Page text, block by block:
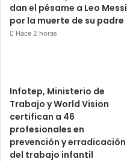
dan el pésame a Leo Messi
por la muerte de su padre
Hace 2 horas
Infotep, Ministerio de
Trabajo y World Vision
certifican a 46
profesionales en
prevención y erradicación
del trabajo infantil